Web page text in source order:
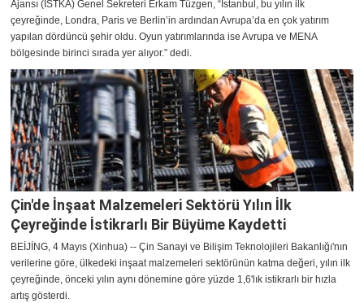
Ajansı (İSTKA) Genel Sekreteri Erkam Tüzgen, “İstanbul, bu yılın ilk
çeyreğinde, Londra, Paris ve Berlin’in ardından Avrupa’da en çok yatırım
yapılan dördüncü şehir oldu. Oyun yatırımlarında ise Avrupa ve MENA
bölgesinde birinci sırada yer alıyor.” dedi.
Çin'de İnşaat Malzemeleri Sektörü Yılın İlk
Çeyreğinde İstikrarlı Bir Büyüme Kaydetti
BEİJİNG, 4 Mayıs (Xinhua) -- Çin Sanayi ve Bilişim Teknolojileri Bakanlığı'nın
verilerine göre, ülkedeki inşaat malzemeleri sektörünün katma değeri, yılın ilk
çeyreğinde, önceki yılın aynı dönemine göre yüzde 1,6'lık istikrarlı bir hızla
artış gösterdi.